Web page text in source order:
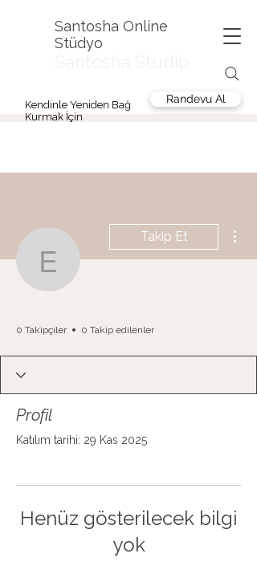
Santosha Online
Stüdyo
Kendinle Yeniden Bağ
Kurmak İçin
Randevu Al
esengucemen
Takip Et
0 Takipçiler 0 Takip edilenler
Profil
Katılım tarihi: 29 Kas 2025
Henüz gösterilecek bilgi
yok